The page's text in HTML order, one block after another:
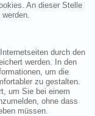
An dieser Stelle
durch den
werden. In den
um die
zu gestalten.
um Sie bei einem
ohne dass
müssen.